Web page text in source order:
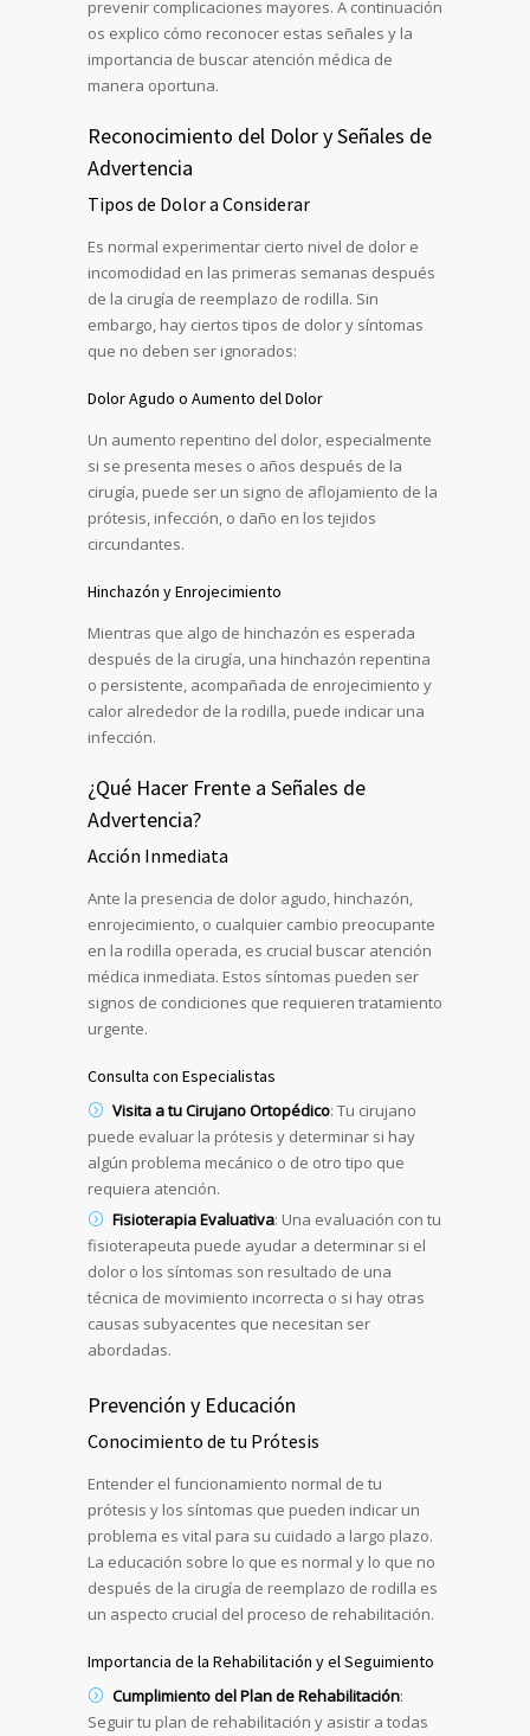
prevenir complicaciones mayores. A continuación
os explico cómo reconocer estas señales y la
importancia de buscar atención médica de
manera oportuna.
Reconocimiento del Dolor y Señales de
Advertencia
Tipos de Dolor a Considerar
Es normal experimentar cierto nivel de dolor e
incomodidad en las primeras semanas después
de la cirugía de reemplazo de rodilla. Sin
embargo, hay ciertos tipos de dolor y síntomas
que no deben ser ignorados:
Dolor Agudo o Aumento del Dolor
Un aumento repentino del dolor, especialmente
si se presenta meses o años después de la
cirugía, puede ser un signo de aflojamiento de la
prótesis, infección, o daño en los tejidos
circundantes.
Hinchazón y Enrojecimiento
Mientras que algo de hinchazón es esperada
después de la cirugía, una hinchazón repentina
o persistente, acompañada de enrojecimiento y
calor alrededor de la rodilla, puede indicar una
infección.
¿Qué Hacer Frente a Señales de
Advertencia?
Acción Inmediata
Ante la presencia de dolor agudo, hinchazón,
enrojecimiento, o cualquier cambio preocupante
en la rodilla operada, es crucial buscar atención
médica inmediata. Estos síntomas pueden ser
signos de condiciones que requieren tratamiento
urgente.
Consulta con Especialistas
Visita a tu Cirujano Ortopédico: Tu cirujano
puede evaluar la prótesis y determinar si hay
algún problema mecánico o de otro tipo que
requiera atención.
Fisioterapia Evaluativa: Una evaluación con tu
fisioterapeuta puede ayudar a determinar si el
dolor o los síntomas son resultado de una
técnica de movimiento incorrecta o si hay otras
causas subyacentes que necesitan ser
abordadas.
Prevención y Educación
Conocimiento de tu Prótesis
Entender el funcionamiento normal de tu
prótesis y los síntomas que pueden indicar un
problema es vital para su cuidado a largo plazo.
La educación sobre lo que es normal y lo que no
después de la cirugía de reemplazo de rodilla es
un aspecto crucial del proceso de rehabilitación.
Importancia de la Rehabilitación y el Seguimiento
Cumplimiento del Plan de Rehabilitación:
Seguir tu plan de rehabilitación y asistir a todas